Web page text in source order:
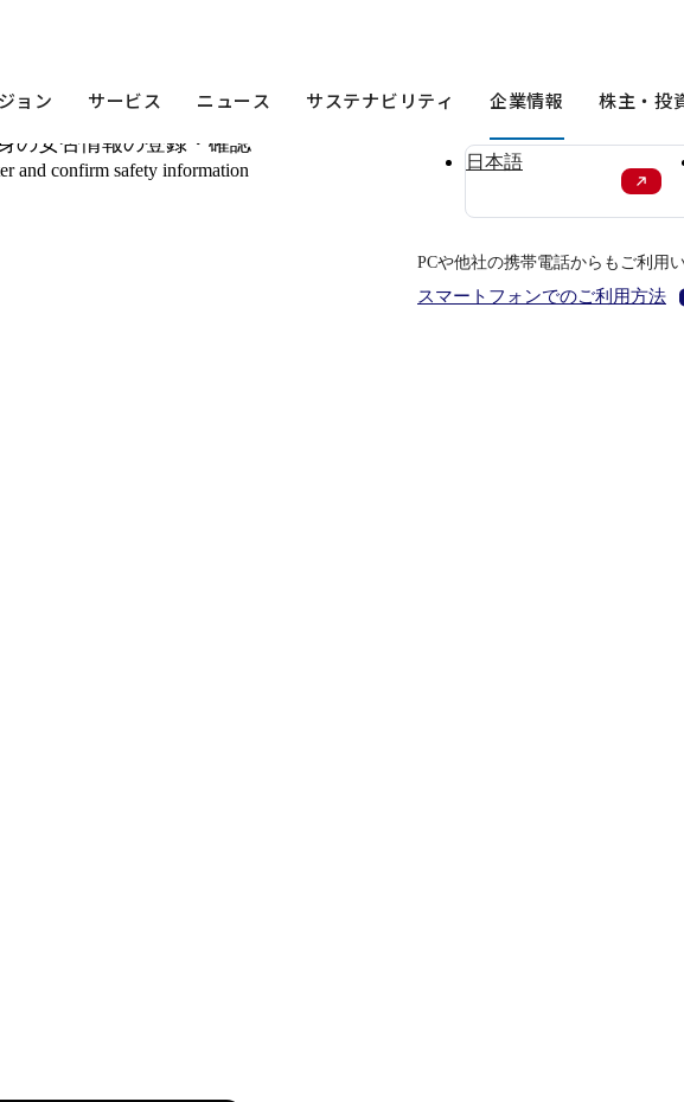
ョン サービス ニュース サステナビリティ 企業情報 株主・投
の安否情報の登録・確認
and confirm safety information 日本語新規ウィンドウで
PCや他社の携帯電話からもご利用
スマートフォンでのご利用方法